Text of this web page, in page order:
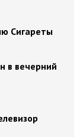
Сигареты
в вечерний